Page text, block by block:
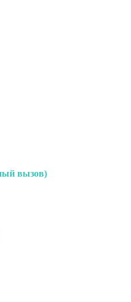
вызов)